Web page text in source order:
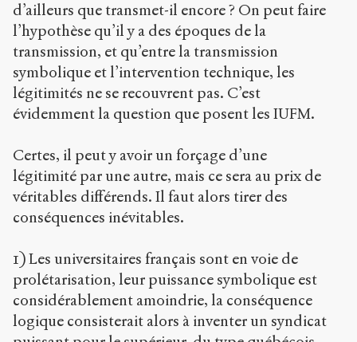
d’ailleurs que transmet-il encore ? On peut faire
l’hypothèse qu’il y a des époques de la
transmission, et qu’entre la transmission
symbolique et l’intervention technique, les
légitimités ne se recouvrent pas. C’est
évidemment la question que posent les IUFM.
Certes, il peut y avoir un forçage d’une
légitimité par une autre, mais ce sera au prix de
véritables différends. Il faut alors tirer des
conséquences inévitables.
1) Les universitaires français sont en voie de
prolétarisation, leur puissance symbolique est
considérablement amoindrie, la conséquence
logique consisterait alors à inventer un syndicat